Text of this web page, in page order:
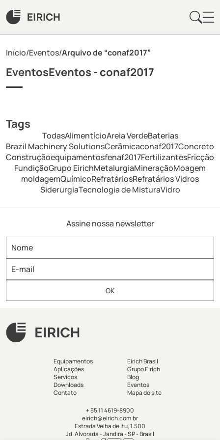
Início/Eventos/Arquivo de “conaf2017”
EventosEventos - conaf2017
Tags
TodasAlimentícioAreia VerdeBaterias
Brazil Machinery SolutionsCerâmicaconaf2017Concreto
Construçãoequipamentosfenaf2017FertilizantesFricção
FundiçãoGrupo EirichMetalurgiaMineraçãoMoagem
moldagemQuímicoRefratáriosRefratários Vidros
SiderurgiaTecnologia de MisturaVidro
Assine nossa newsletter
+ 55 11 4619-8900
eirich@eirich.com.br
Estrada Velha de Itu, 1.500
Jd. Alvorada - Jandira - SP - Brasil
Equipamentos
Aplicações
Serviços
Downloads
Contato
Eirich Brasil
Grupo Eirich
Blog
Eventos
Mapa do site